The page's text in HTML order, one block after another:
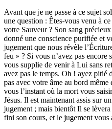
Avant que je ne passe à ce sujet
une question : Êtes-vous venu à
votre Sauveur ? Son sang
donné une conscience purifiée et
jugement que nous révèle
feu » ? Si vous n’avez pas
vous supplie de venir à Lui sans
avez pas le temps. Oh ! ayez pitié
pas avec votre âme au bord
vous l’instant où la mort vous
Jésus. Il est maintenant assis sur
jugement ; mais bientôt Il se
fini son cours, et le jugement vous